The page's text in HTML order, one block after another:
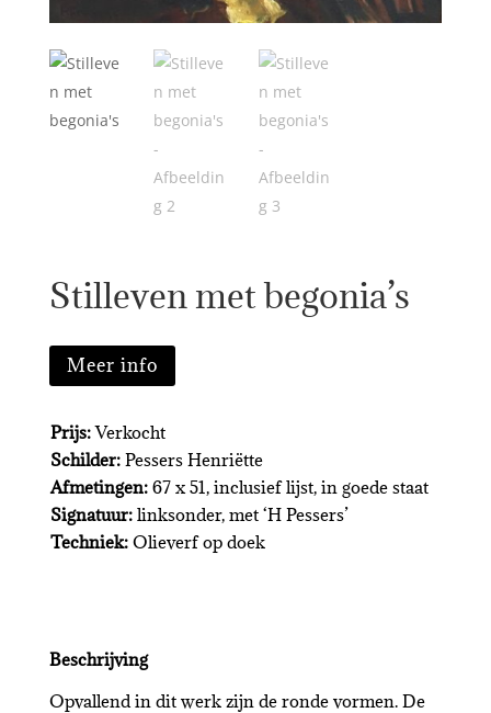
Stilleven met begonia’s
Meer info
Prijs:Verkocht
Schilder: Pessers Henriëtte
Afmetingen:67 x 51, inclusief lijst, in goede staat
Signatuur:linksonder, met ‘H Pessers’
Techniek: Olieverf op doek
Beschrijving
Opvallend in dit werk zijn de ronde vormen. De